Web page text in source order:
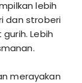
lebih
dan stroberi
Lebih
merayakan